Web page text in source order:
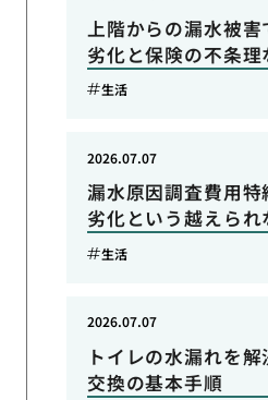
上階からの漏水被
劣化と保険の不条理
生活
漏水原因調査費用
劣化という越えられ
2026.07.07
生活
トイレの水漏れを
交換の基本手順
2026.07.07